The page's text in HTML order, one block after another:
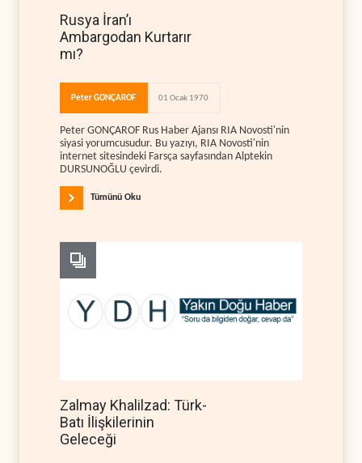
Rusya İran’ı
Ambargodan Kurtarır
mı?
Peter GONÇAROF 01 Ocak 1970
Peter GONÇAROF Rus Haber Ajansı RIA Novosti'nin
siyasi yorumcusudur. Bu yazıyı, RIA Novosti'nin
internet sitesindeki Farsça sayfasından Alptekin
DURSUNOĞLU çevirdi.
Tümünü Oku
Zalmay Khalilzad: Türk-
Batı İlişkilerinin
Geleceği